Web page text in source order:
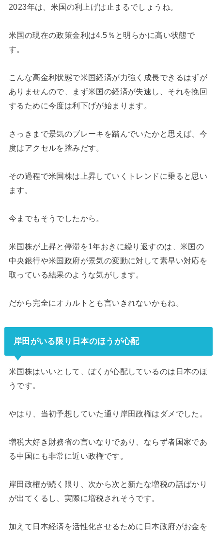
2023年は、米国の利上げは止まるでしょうね。
米国の現在の政策金利は4.5％と明らかに高い状態で
す。
こんな高金利状態で米国経済が力強く成長できるはずが
ありませんので、まず米国の経済が失速し、それを挽回
するために今度は利下げが始まります。
さっきまで景気のブレーキを踏んでいたかと思えば、今
度はアクセルを踏みだす。
その過程で米国株は上昇していくトレンドに乗ると思い
ます。
今までもそうでしたから。
米国株が上昇と停滞を1年おきに繰り返すのは、米国の
中央銀行や米国政府が景気の変動に対して素早い対応を
取っている結果のような気がします。
だから完全にオカルトとも言いきれないかもね。
岸田がいる限り日本のほうが心配
米国株はいいとして、ぼくが心配しているのは日本のほ
うです。
やはり、当初予想していた通り岸田政権はダメでした。
増税大好き財務省の言いなりであり、ならず者国家であ
る中国にも非常に近い政権です。
岸田政権が続く限り、次から次と新たな増税の話ばかり
が出てくるし、実際に増税されそうです。
加えて日本経済を活性化させるために日本政府がお金を